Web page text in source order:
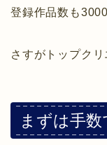
登録作品数も
さすがトップク
まずは手数